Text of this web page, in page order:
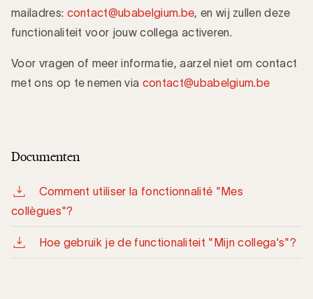
mailadres: contact@ubabelgium.be, en wij zullen deze
functionaliteit voor jouw collega activeren.
Voor vragen of meer informatie, aarzel niet om contact
met ons op te nemen via contact@ubabelgium.be
Documenten
Comment utiliser la fonctionnalité "Mes
collègues"?
Hoe gebruik je de functionaliteit "Mijn collega's"?